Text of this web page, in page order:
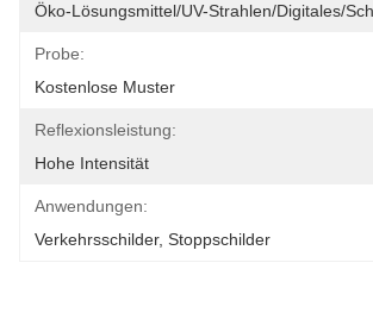
Öko-Lösungsmittel/UV-Strahlen/digitales/
Probe:
Kostenlose Muster
Reflexionsleistung:
Hohe Intensität
Anwendungen:
Verkehrsschilder, Stoppschilder